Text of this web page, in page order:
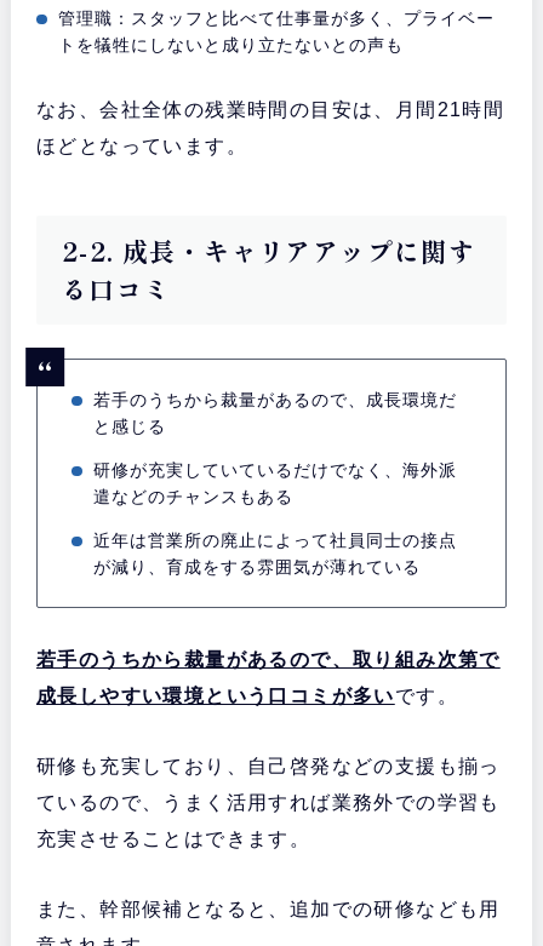
管理職：スタッフと比べて仕事量が多く、プライベー
トを犠牲にしないと成り立たないとの声も
なお、会社全体の残業時間の目安は、月間21時間
ほどとなっています。
2-2. 成長・キャリアアップに関す
る口コミ
若手のうちから裁量があるので、成長環境だ
と感じる
研修が充実していているだけでなく、海外派
遣などのチャンスもある
近年は営業所の廃止によって社員同士の接点
が減り、育成をする雰囲気が薄れている
若手のうちから裁量があるので、取り組み次第で
成長しやすい環境という口コミが多いです。
研修も充実しており、自己啓発などの支援も揃っ
ているので、うまく活用すれば業務外での学習も
充実させることはできます。
また、幹部候補となると、追加での研修なども用